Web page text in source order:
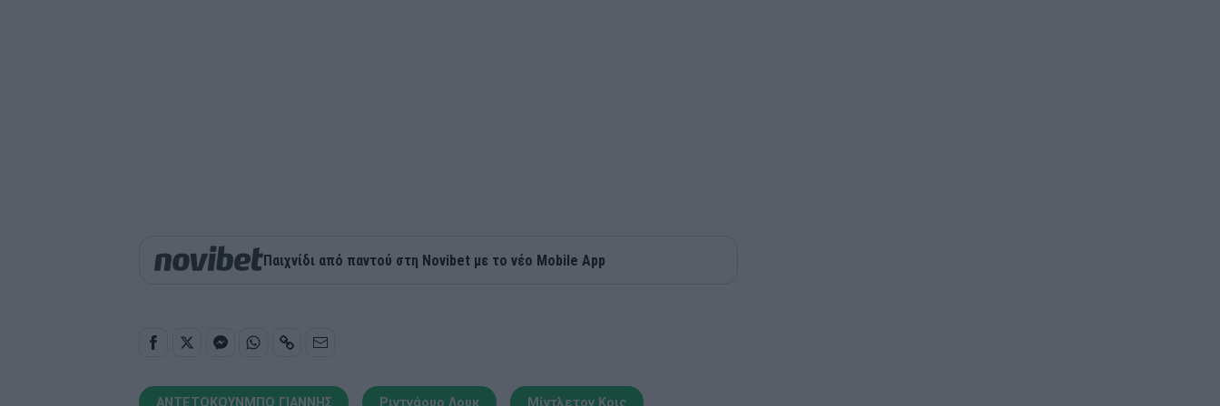
Παιχνίδι από παντού στη Novibet με το νέο Mobile App
ΑΝΤΕΤΟΚΟΥΝΜΠΟ ΓΙΑΝΝΗΣ Ριντνάουρ Λουκ Μίντλετον Κρις